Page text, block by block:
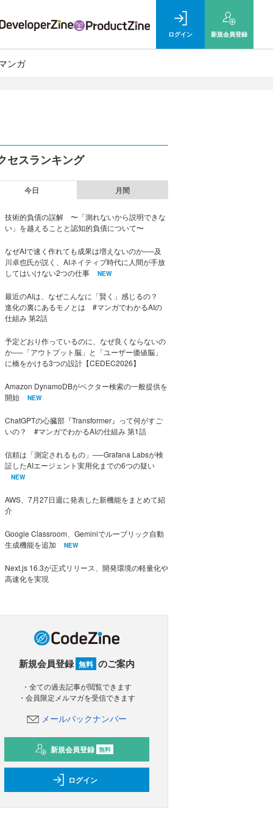
ログイン 新規会員登録
ンガ
セスランキング
今日 月間
技術的負債の誤解 〜「測れないから説明できな
い」を越えることと認知的負債について〜
なぜAIで速く作れても成果は増えないのか──及
川卓也氏が説く、AIネイティブ時代に人間が手放
してはいけない2つの仕事
NEW
最近のAIは、なぜこんなに「賢く」感じるの？
進化の裏にあるモノとは #マンガでわかるAIの
仕組み 第2話
予定どおり作っているのに、なぜ良くならないの
か──「アウトプット脳」と「ユーザー価値脳」
に橋をかける3つの設計【CEDEC2026】
Amazon DynamoDBがベクター検索の一般提供を
開始
NEW
ChatGPTの心臓部『Transformer』って何がすご
いの？ #マンガでわかるAIの仕組み 第1話
信頼は「測定されるもの」──Grafana Labsが検
証したAIエージェント実用化までの6つの疑い
NEW
AWS、7月27日週に発表した新機能をまとめて紹
介
Google Classroom、Geminiでルーブリック自動
生成機能を追加
NEW
Next.js 16.3が正式リリース、開発環境の軽量化や
高速化を実現
新規会員登録 無料 のご案内
・全ての過去記事が閲覧できます
・会員限定メルマガを受信できます
メールバックナンバー
新規会員登録 無料
ログイン